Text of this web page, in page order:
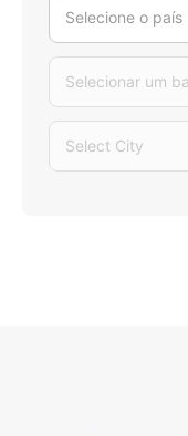
Selecione o país
Selecionar um
Select City